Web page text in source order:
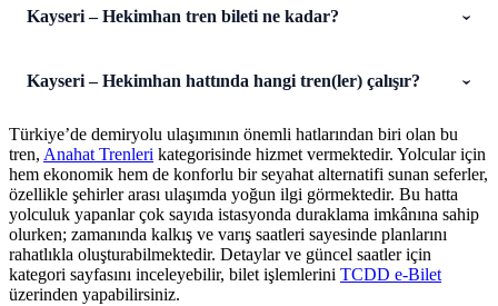
Kayseri – Hekimhan tren bileti ne kadar?
Kayseri – Hekimhan hattında hangi tren(ler) çalışır?
Türkiye’de demiryolu ulaşımının önemli hatlarından biri olan bu
tren, Anahat Trenleri kategorisinde hizmet vermektedir. Yolcular için
hem ekonomik hem de konforlu bir seyahat alternatifi sunan seferler,
özellikle şehirler arası ulaşımda yoğun ilgi görmektedir. Bu hatta
yolculuk yapanlar çok sayıda istasyonda duraklama imkânına sahip
olurken; zamanında kalkış ve varış saatleri sayesinde planlarını
rahatlıkla oluşturabilmektedir. Detaylar ve güncel saatler için
kategori sayfasını inceleyebilir, bilet işlemlerini TCDD e-Bilet
üzerinden yapabilirsiniz.